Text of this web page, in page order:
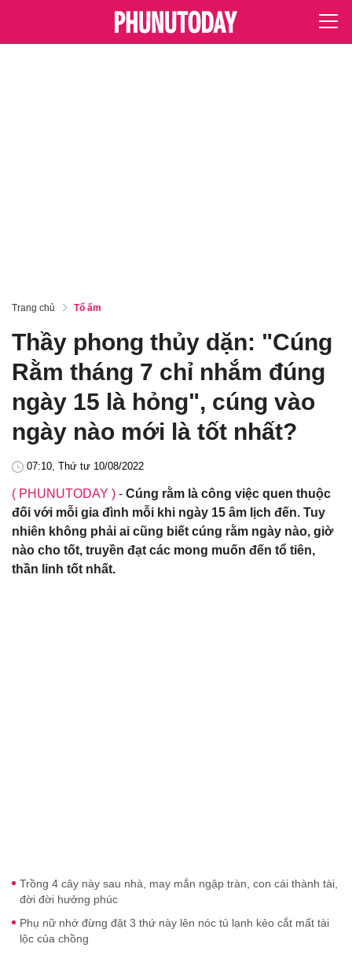
Trang chủ Tổ ấm
Thầy phong thủy dặn: "Cúng
Rằm tháng 7 chỉ nhắm đúng
ngày 15 là hỏng", cúng vào
ngày nào mới là tốt nhất?
07:10, Thứ tư 10/08/2022
( PHUNUTODAY ) - Cúng rằm là công việc quen thuộc
đối với mỗi gia đình mỗi khi ngày 15 âm lịch đến. Tuy
nhiên không phải ai cũng biết cúng rằm ngày nào, giờ
nào cho tốt, truyền đạt các mong muốn đến tổ tiên,
thần linh tốt nhất.
Trồng 4 cây này sau nhà, may mắn ngập tràn, con cái thành tài,
đời đời hưởng phúc
Phụ nữ nhớ đừng đặt 3 thứ này lên nóc tủ lạnh kẻo cắt mất tài
lộc của chồng